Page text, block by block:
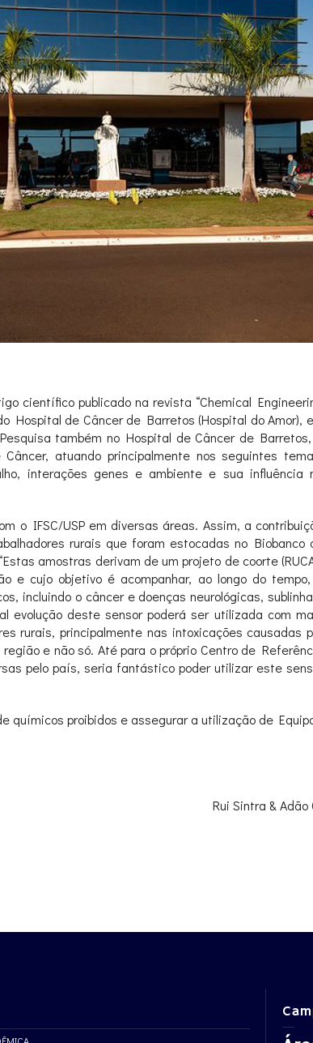
científico publicado na revista “Chemical
Hospital de Câncer de Barretos (Hospital do Amor),
também no Hospital de Câncer de
atuando principalmente nos seguintes
interações genes e ambiente e sua influência
o IFSC/USP em diversas áreas. Assim, a
rurais que foram estocadas no Biobanco
amostras derivam de um projeto de coorte
e cujo objetivo é acompanhar, ao longo do
incluindo o câncer e doenças neurológicas,
evolução deste sensor poderá ser utilizada com
rurais, principalmente nas intoxicações causadas
e não só. Até para o próprio Centro de
pelo país, seria fantástico poder utilizar este
químicos proibidos e assegurar a utilização de
Rui Sintra &